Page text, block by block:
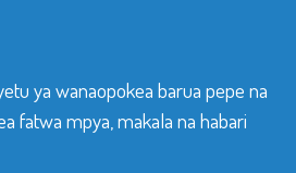
ya wanaopokea barua pepe na
fatwa mpya, makala na habari